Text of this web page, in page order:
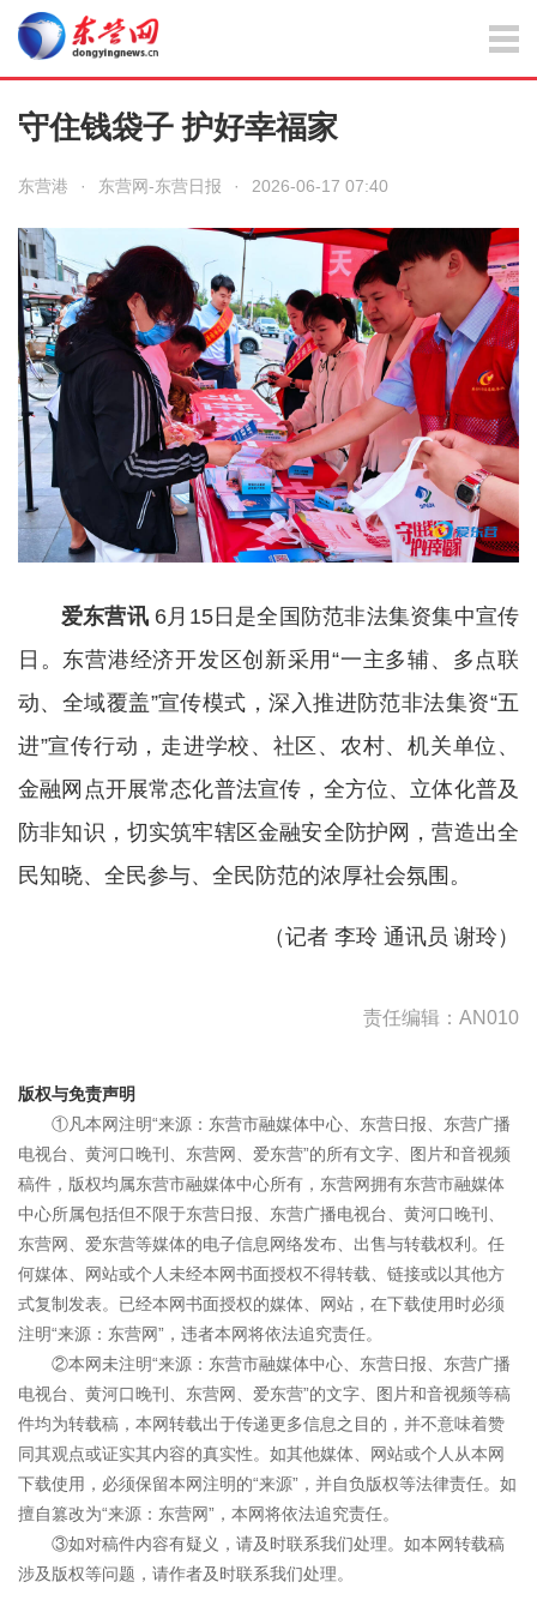
守住钱袋子 护好幸福家
东营港 · 东营网-东营日报 · 2026-06-17 07:40
爱东营讯6月15日是全国防范非法集资集中宣传
日。东营港经济开发区创新采用“一主多辅、多点联
动、全域覆盖”宣传模式，深入推进防范非法集资“五
进”宣传行动，走进学校、社区、农村、机关单位、
金融网点开展常态化普法宣传，全方位、立体化普及
防非知识，切实筑牢辖区金融安全防护网，营造出全
民知晓、全民参与、全民防范的浓厚社会氛围。
（记者 李玲 通讯员 谢玲 ）
责任编辑：AN010
版权与免责声明
①凡本网注明“来源：东营市融媒体中心、东营日报、东营广播
电视台、黄河口晚刊、东营网、爱东营”的所有文字、图片和音视频
稿件，版权均属东营市融媒体中心所有，东营网拥有东营市融媒体
中心所属包括但不限于东营日报、东营广播电视台、黄河口晚刊、
东营网、爱东营等媒体的电子信息网络发布、出售与转载权利。任
何媒体、网站或个人未经本网书面授权不得转载、链接或以其他方
式复制发表。已经本网书面授权的媒体、网站，在下载使用时必须
注明“来源：东营网”，违者本网将依法追究责任。
②本网未注明“来源：东营市融媒体中心、东营日报、东营广播
电视台、黄河口晚刊、东营网、爱东营”的文字、图片和音视频等稿
件均为转载稿，本网转载出于传递更多信息之目的，并不意味着赞
同其观点或证实其内容的真实性。如其他媒体、网站或个人从本网
下载使用，必须保留本网注明的“来源”，并自负版权等法律责任。如
擅自篡改为“来源：东营网”，本网将依法追究责任。
③如对稿件内容有疑义，请及时联系我们处理。如本网转载稿
涉及版权等问题，请作者及时联系我们处理。